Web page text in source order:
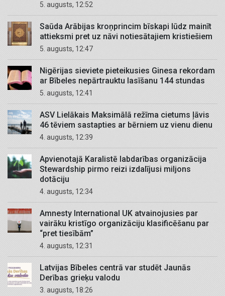
5. augusts, 12:52
Saūda Arābijas kroņprincim bīskapi lūdz mainīt
attieksmi pret uz nāvi notiesātajiem kristiešiem
5. augusts, 12:47
Nigērijas sieviete pieteikusies Ginesa rekordam
ar Bībeles nepārtrauktu lasīšanu 144 stundas
5. augusts, 12:41
ASV Lielākais Maksimālā režīma cietums ļāvis
46 tēviem sastapties ar bērniem uz vienu dienu
4. augusts, 12:39
Apvienotajā Karalistē labdarības organizācija
Stewardship pirmo reizi izdalījusi miljons
dotāciju
4. augusts, 12:34
Amnesty International UK atvainojusies par
vairāku kristīgo organizāciju klasificēšanu par
“pret tiesībām”
4. augusts, 12:31
Latvijas Bībeles centrā var studēt Jaunās
Derības grieķu valodu
3. augusts, 18:26